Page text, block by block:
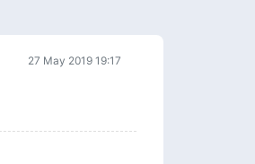
27 May 2019 19:17